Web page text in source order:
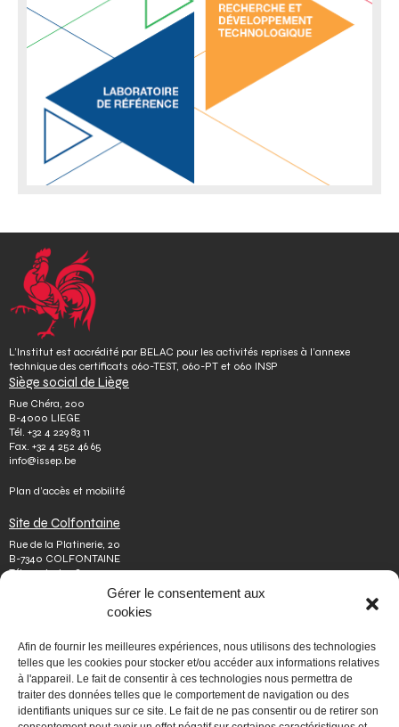
Gérer le consentement aux
cookies
Afin de fournir les meilleures expériences, nous utilisons des technologies
telles que les cookies pour stocker et/ou accéder aux informations relatives
à l'appareil. Le fait de consentir à ces technologies nous permettra de
traiter des données telles que le comportement de navigation ou des
identifiants uniques sur ce site. Le fait de ne pas consentir ou de retirer son
L’Institut est accrédité par BELAC pour les activités reprises à l’annexe
technique des certificats 060-TEST, 060-PT et 060 INSP
Siège social de Liège
Rue Chéra, 200
B-4000 LIEGE
Tél. +32 4 229 83 11
Fax. +32 4 252 46 65
info@issep.be
Plan d’accès et mobilité
Site de Colfontaine
Rue de la Platinerie, 20
B-7340 COLFONTAINE
Tél.+32 65 610 813
colfontaine@issep.be
Qui sommes-nous
Travailler chez nous
Effectuer un stage
Poser une question
Autres